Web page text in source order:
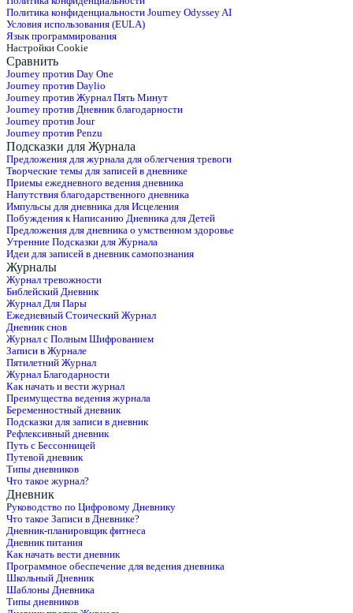
Политика конфиденциальности Journey Odyssey AI
Условия использования (EULA)
Язык программирования
Настройки Cookie
Сравнить
Journey против Day One
Journey против Daylio
Journey против Журнал Пять Минут
Journey против Дневник благодарности
Journey против Jour
Journey против Penzu
Подсказки для Журнала
Предложения для журнала для облегчения тревоги
Творческие темы для записей в дневнике
Приемы ежедневного ведения дневника
Напутствия благодарственного дневника
Импульсы для дневника для Исцеления
Побуждения к Написанию Дневника для Детей
Предложения для дневника о умственном здоровье
Утренние Подсказки для Журнала
Идеи для записей в дневник самопознания
Журналы
Журнал тревожности
Библейский Дневник
Журнал Для Пары
Ежедневный Стоический Журнал
Дневник снов
Журнал с Полным Шифрованием
Записи в Журнале
Пятилетний Журнал
Журнал Благодарности
Как начать и вести журнал
Преимущества ведения журнала
Беременностный дневник
Подсказки для записи в дневник
Рефлексивный дневник
Путь с Бессонницей
Путевой дневник
Типы дневников
Что такое журнал?
Дневник
Руководство по Цифровому Дневнику
Что такое Записи в Дневнике?
Дневник-планировщик фитнеса
Дневник питания
Как начать вести дневник
Программное обеспечение для ведения дневника
Школьный Дневник
Шаблоны Дневника
Типы дневников